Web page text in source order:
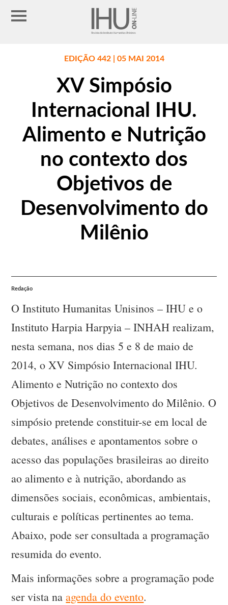
EDIÇÃO 442 | 05 MAI 2014
XV Simpósio
Internacional IHU.
Alimento e Nutrição
no contexto dos
Objetivos de
Desenvolvimento do
Milênio
Redação
O Instituto Humanitas Unisinos – IHU e o
Instituto Harpia Harpyia – INHAH realizam,
nesta semana, nos dias 5 e 8 de maio de
2014, o XV Simpósio Internacional IHU.
Alimento e Nutrição no contexto dos
Objetivos de Desenvolvimento do Milênio. O
simpósio pretende constituir-se em local de
debates, análises e apontamentos sobre o
acesso das populações brasileiras ao direito
ao alimento e à nutrição, abordando as
dimensões sociais, econômicas, ambientais,
culturais e políticas pertinentes ao tema.
Abaixo, pode ser consultada a programação
resumida do evento.
Mais informações sobre a programação pode
ser vista naagenda do evento.